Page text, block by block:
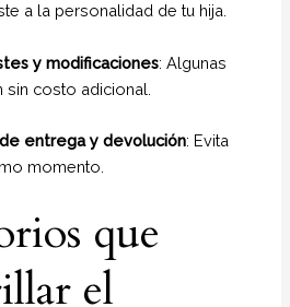
a la personalidad de tu hija.
y modificaciones: Algunas
costo adicional.
entrega y devolución: Evita
momento.
que
el